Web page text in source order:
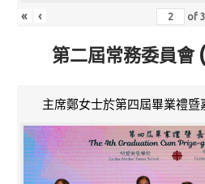
« ‹ of3
第二屆常務委員
主席鄭女士於第四屆畢業禮